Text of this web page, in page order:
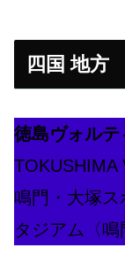
四国 地方
徳島ヴォルテ
TOKUSHIMA
鳴門・大塚
タジアム〈鳴